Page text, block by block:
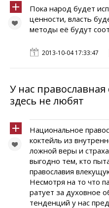
Пока народ будет
ценности, власть
методы её будут
2013-10-04 17:33:47
У нас
здесь не любят
Национальное
коктейль из
ложной веры и
выгодно тем, кто
православия
Несмотря на то что
ратует за духовное
тенденций у нас